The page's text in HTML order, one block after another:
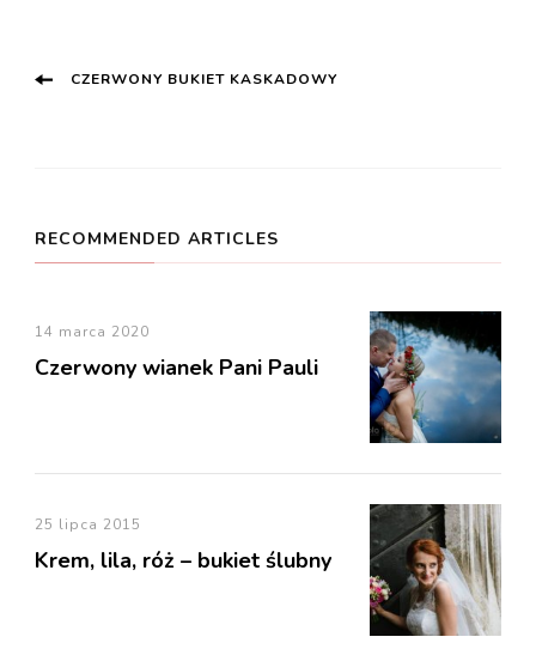
Post
CZERWONY BUKIET KASKADOWY
RECOMMENDED ARTICLES
14 marca 2020
Czerwony wianek Pani Pauli
25 lipca 2015
Krem, lila, róż – bukiet ślubny